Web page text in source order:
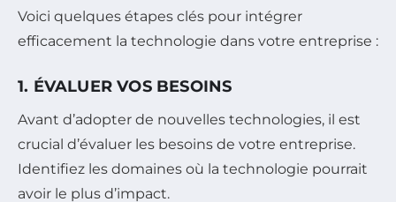
Voici quelques étapes clés pour intégrer
efficacement la technologie dans votre entreprise :
1. ÉVALUER VOS BESOINS
Avant d’adopter de nouvelles technologies, il est
crucial d’évaluer les besoins de votre entreprise.
Identifiez les domaines où la technologie pourrait
avoir le plus d’impact.